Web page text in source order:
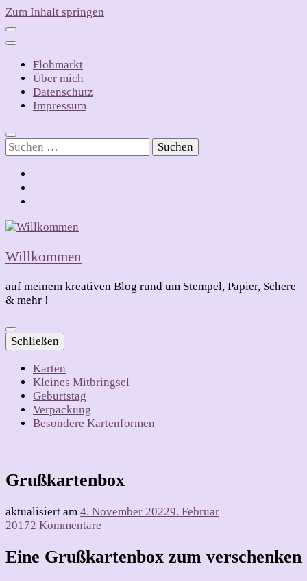
Zum Inhalt springen
Flohmarkt
Über mich
Datenschutz
Impressum
Suchen
nach:
Willkommen
auf meinem kreativen Blog rund um Stempel, Papier, Schere
& mehr !
Schließen
Karten
Kleines Mitbringsel
Geburtstag
Verpackung
Besondere Kartenformen
Grußkartenbox
aktualisiert am 4. November 20229. Februar
20172 Kommentare
Eine Grußkartenbox zum verschenken